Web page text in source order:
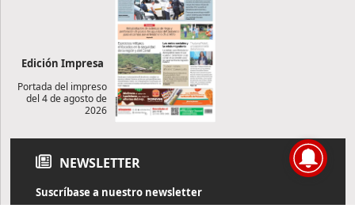
Edición Impresa
Portada del impreso
del 4 de agosto de
2026
NEWSLETTER
Suscríbase a nuestro newsletter